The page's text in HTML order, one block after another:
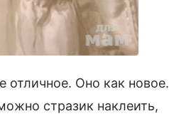
Оно как новое.
стразик наклеить,